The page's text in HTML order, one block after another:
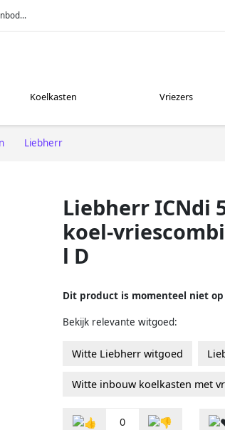
Koelkasten Vriezers
Liebherr
Liebherr ICNdi
koel-
l D
Dit product is momenteel niet
Bekijk relevante witgoed:
Witte Liebherr witgoed
Witte inbouw koelkasten met
0